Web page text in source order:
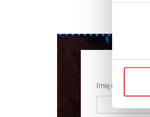
Imię i nazwisko: *